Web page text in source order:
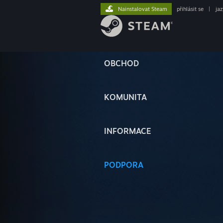
OBCHOD
KOMUNITA
INFORMACE
PODPORA
Nainstalovat Steam přihlásit se